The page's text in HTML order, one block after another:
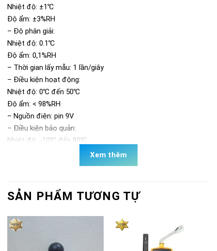
Nhiệt độ: ±1℃
Độ ẩm: ±3%RH
– Độ phân giải:
Nhiệt độ: 0.1℃
Độ ẩm: 0,1%RH
– Thời gian lấy mẫu: 1 lần/giây
– Điều kiện hoạt động:
Nhiệt độ: 0℃ đến 50℃
Độ ẩm: < 98%RH
– Nguồn điện: pin 9V
– Điều kiện bảo quản:
Nhiệt độ: -10℃ đến 80℃
Cung cấp bao gồm:
– Pin
Xem thêm
SẢN PHẨM TƯƠNG TỰ